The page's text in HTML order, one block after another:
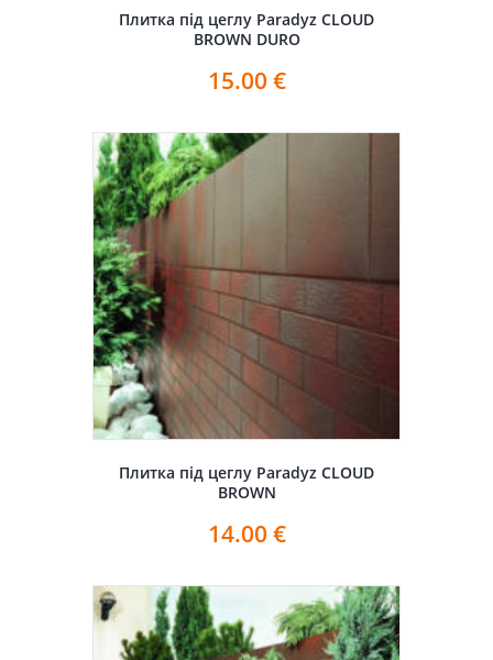
Плитка під цеглу Paradyz CLOUD
BROWN DURO
15.00 €
Плитка під цеглу Paradyz CLOUD
BROWN
14.00 €